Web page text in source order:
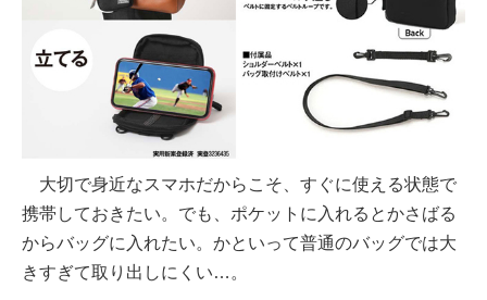
大切で身近なスマホだからこそ、すぐに使える状態で
携帯しておきたい。でも、ポケットに入れるとかさばる
からバッグに入れたい。かといって普通のバッグでは大
きすぎて取り出しにくい…。